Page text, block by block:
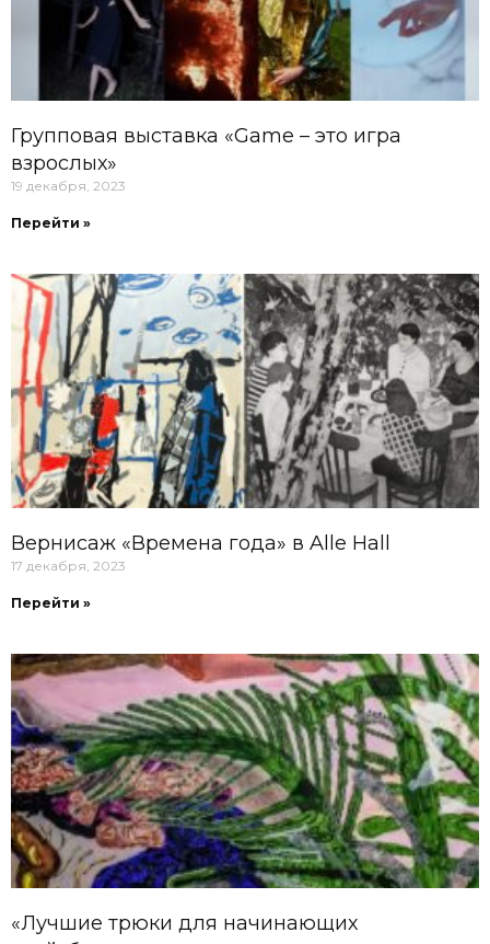
Групповая выставка «Game – это игра
взрослых»
19 декабря, 2023
Перейти »
Вернисаж «Времена года» в Alle Hall
17 декабря, 2023
Перейти »
«Лучшие трюки для начинающих